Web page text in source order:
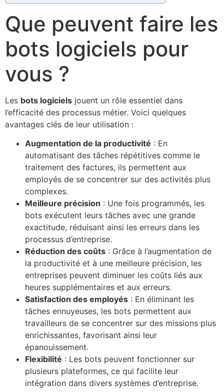
Que peuvent faire les
bots logiciels pour
vous ?
Les bots logiciels jouent un rôle essentiel dans
l’efficacité des processus métier. Voici quelques
avantages clés de leur utilisation :
Augmentation de la productivité : En
automatisant des tâches répétitives comme le
traitement des factures, ils permettent aux
employés de se concentrer sur des activités plus
complexes.
Meilleure précision : Une fois programmés, les
bots exécutent leurs tâches avec une grande
exactitude, réduisant ainsi les erreurs dans les
processus d’entreprise.
Réduction des coûts : Grâce à l’augmentation de
la productivité et à une meilleure précision, les
entreprises peuvent diminuer les coûts liés aux
heures supplémentaires et aux erreurs.
Satisfaction des employés : En éliminant les
tâches ennuyeuses, les bots permettent aux
travailleurs de se concentrer sur des missions plus
enrichissantes, favorisant ainsi leur
épanouissement.
Flexibilité : Les bots peuvent fonctionner sur
plusieurs plateformes, ce qui facilite leur
intégration dans divers systèmes d’entreprise.